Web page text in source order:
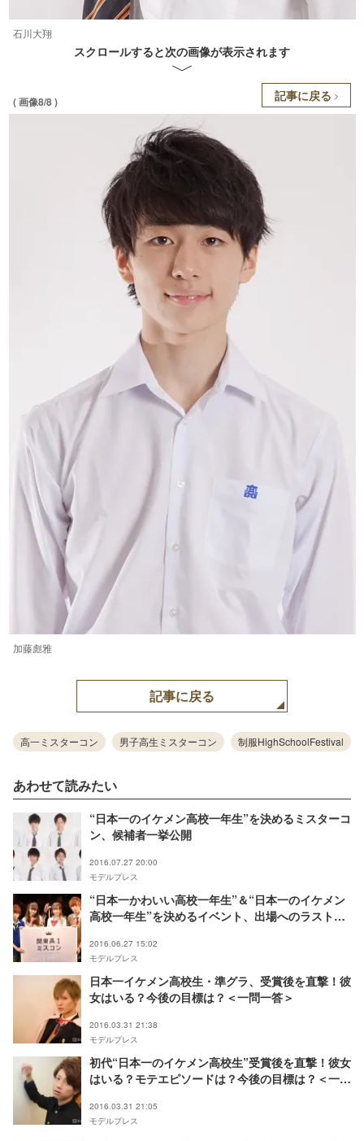
石川大翔
スクロールすると次の画像が表示されます
( 画像8/8 ) 記事に戻る
加藤彪雅
記事に戻る
高一ミスターコン 男子高生ミスターコン 制服HighSchoolFestival
あわせて読みたい
“日本一のイケメン高校一年生”を決めるミスターコ
ン、候補者一挙公開
2016.07.27 20:00
モデルプレス
“日本一かわいい高校一年生”＆“日本一のイケメン
高校一年生”を決めるイベント、出場へのラストチ
2016.06.27 15:02
モデルプレス
日本一イケメン高校生・準グラ、受賞後を直撃！彼
女はいる？今後の目標は？＜一問一答＞
2016.03.31 21:38
モデルプレス
初代“日本一のイケメン高校生”受賞後を直撃！彼女
はいる？モテエピソードは？今後の目標は？＜一問
2016.03.31 21:05
モデルプレス